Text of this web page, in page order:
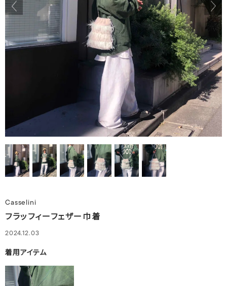
Casselini
フラッフィーフェザー巾着
2024.12.03
着用アイテム